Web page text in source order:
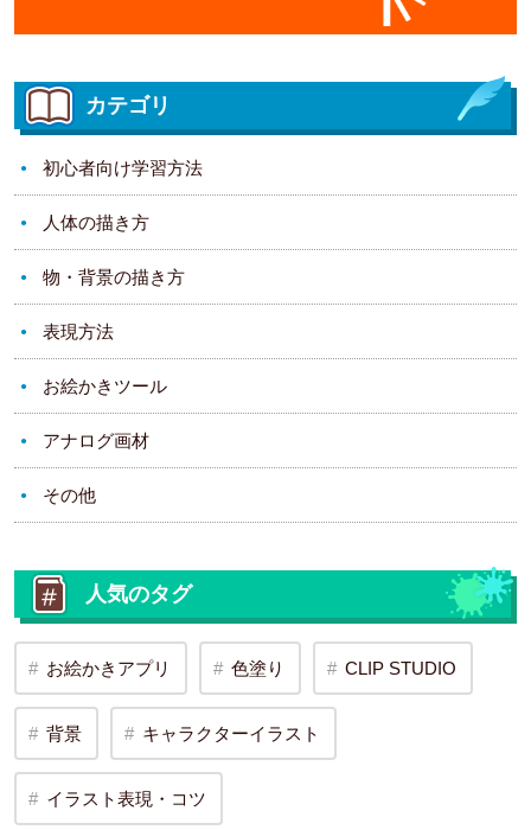
カテゴリ
初心者向け学習方法
人体の描き方
物・背景の描き方
表現方法
お絵かきツール
アナログ画材
その他
人気のタグ
お絵かきアプリ 色塗り CLIP STUDIO
背景 キャラクターイラスト
イラスト表現・コツ